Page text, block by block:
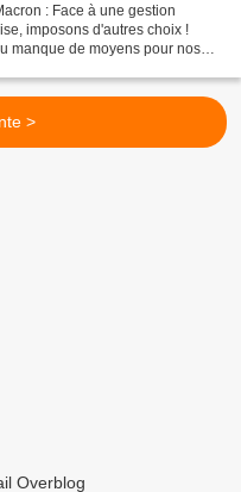
: Face à une gestion
imposons d'autres choix !
manque de moyens pour nos
>
Overblog